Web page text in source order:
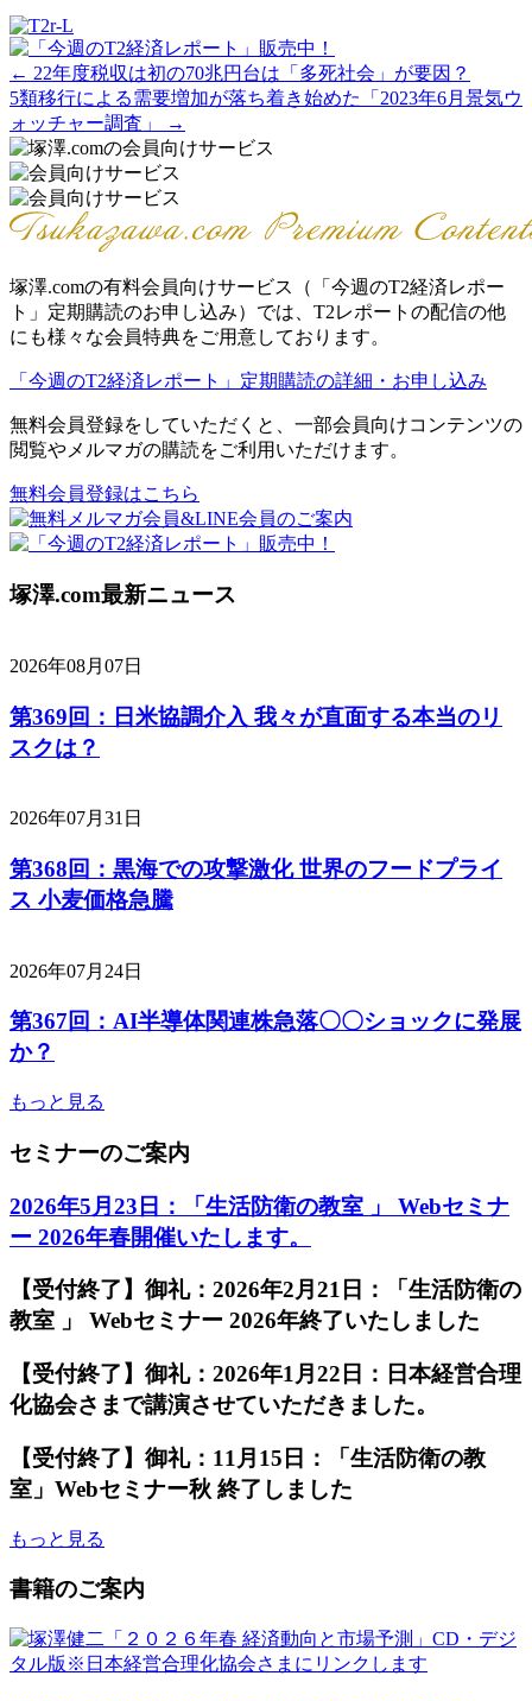
Posts
navigation
← 22年度税収は初の70兆円台は「多死社会」が要因？
5類移行による需要増加が落ち着き始めた「2023年6月景気ウ
ォッチャー調査」 →
塚澤.comの有料会員向けサービス（「今週のT2経済レポー
ト」定期購読のお申し込み）では、T2レポートの配信の他
にも様々な会員特典をご用意しております。
「今週のT2経済レポート」定期購読の詳細・お申し込み
無料会員登録をしていただくと、一部会員向けコンテンツの
閲覧やメルマガの購読をご利用いただけます。
無料会員登録はこちら
塚澤.com最新ニュース
2026年08月07日
第369回：日米協調介入 我々が直面する本当のリ
スクは？
2026年07月31日
第368回：黒海での攻撃激化 世界のフードプライ
ス 小麦価格急騰
2026年07月24日
第367回：AI半導体関連株急落〇〇ショックに発展
か？
もっと見る
セミナーのご案内
2026年5月23日：「生活防衛の教室 」 Webセミナ
ー 2026年春開催いたします。
【受付終了】御礼：2026年2月21日：「生活防衛の
教室 」 Webセミナー 2026年終了いたしました
【受付終了】御礼：2026年1月22日：日本経営合理
化協会さまで講演させていただきました。
【受付終了】御礼：11月15日：「生活防衛の教
室」Webセミナー秋 終了しました
もっと見る
書籍のご案内